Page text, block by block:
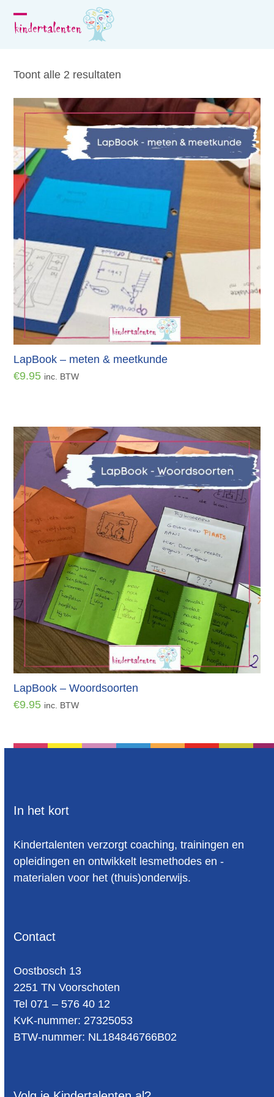
Open
menu
Close
menu
Toont alle 2 resultaten
LapBook – meten & meetkunde
€9.95 inc. BTW
LapBook – Woordsoorten
€9.95 inc. BTW
In het kort
Kindertalenten verzorgt coaching, trainingen en
opleidingen en ontwikkelt lesmethodes en -
materialen voor het (thuis)onderwijs.
Contact
Oost­bosch 13
2251 TN Voorschoten
Tel 071 – 576 40 12
KvK-nummer: 27325053
BTW-num­mer: NL184846766B02